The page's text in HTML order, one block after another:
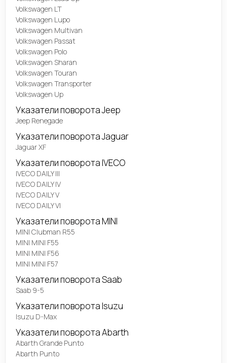
Volkswagen LT
Volkswagen Lupo
Volkswagen Multivan
Volkswagen Passat
Volkswagen Polo
Volkswagen Sharan
Volkswagen Touran
Volkswagen Transporter
Volkswagen Up
Указатели поворота Jeep
Jeep Renegade
Указатели поворота Jaguar
Jaguar XF
Указатели поворота IVECO
IVECO DAILY III
IVECO DAILY IV
IVECO DAILY V
IVECO DAILY VI
Указатели поворота MINI
MINI Clubman R55
MINI MINI F55
MINI MINI F56
MINI MINI F57
Указатели поворота Saab
Saab 9-5
Указатели поворота Isuzu
Isuzu D-Max
Указатели поворота Abarth
Abarth Grande Punto
Abarth Punto